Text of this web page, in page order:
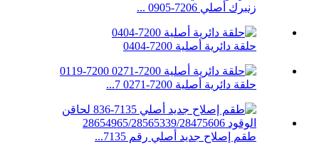
زنبرك أصلي 7206-0905 ...
حلقة دائرية أصلية 7200-0404
حلقة دائرية أصلية 7200-0271 7...
طقم إصلاح جديد أصلي رقم 7135...